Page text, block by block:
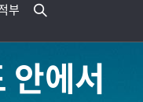
부
안에서